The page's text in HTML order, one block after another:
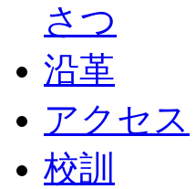
さつ
沿革
アクセス
校訓